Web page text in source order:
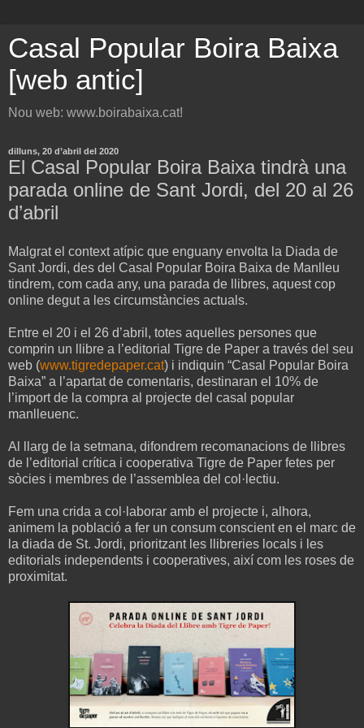
Casal Popular Boira Baixa
[web antic]
Nou web: www.boirabaixa.cat!
dilluns, 20 d’abril del 2020
El Casal Popular Boira Baixa tindrà una
parada online de Sant Jordi, del 20 al 26
d’abril
Malgrat el context atípic que enguany envolta la Diada de
Sant Jordi, des del Casal Popular Boira Baixa de Manlleu
tindrem, com cada any, una parada de llibres, aquest cop
online degut a les circumstàncies actuals.
Entre el 20 i el 26 d’abril, totes aquelles persones que
comprin un llibre a l’editorial Tigre de Paper a través del seu
web (www.tigredepaper.cat) i indiquin “Casal Popular Boira
Baixa” a l’apartat de comentaris, destinaran el 10% de
l’import de la compra al projecte del casal popular
manlleuenc.
Al llarg de la setmana, difondrem recomanacions de llibres
de l’editorial crítica i cooperativa Tigre de Paper fetes per
sòcies i membres de l’assemblea del col·lectiu.
Fem una crida a col·laborar amb el projecte i, alhora,
animem la població a fer un consum conscient en el marc de
la diada de St. Jordi, prioritzant les llibreries locals i les
editorials independents i cooperatives, així com les roses de
proximitat.